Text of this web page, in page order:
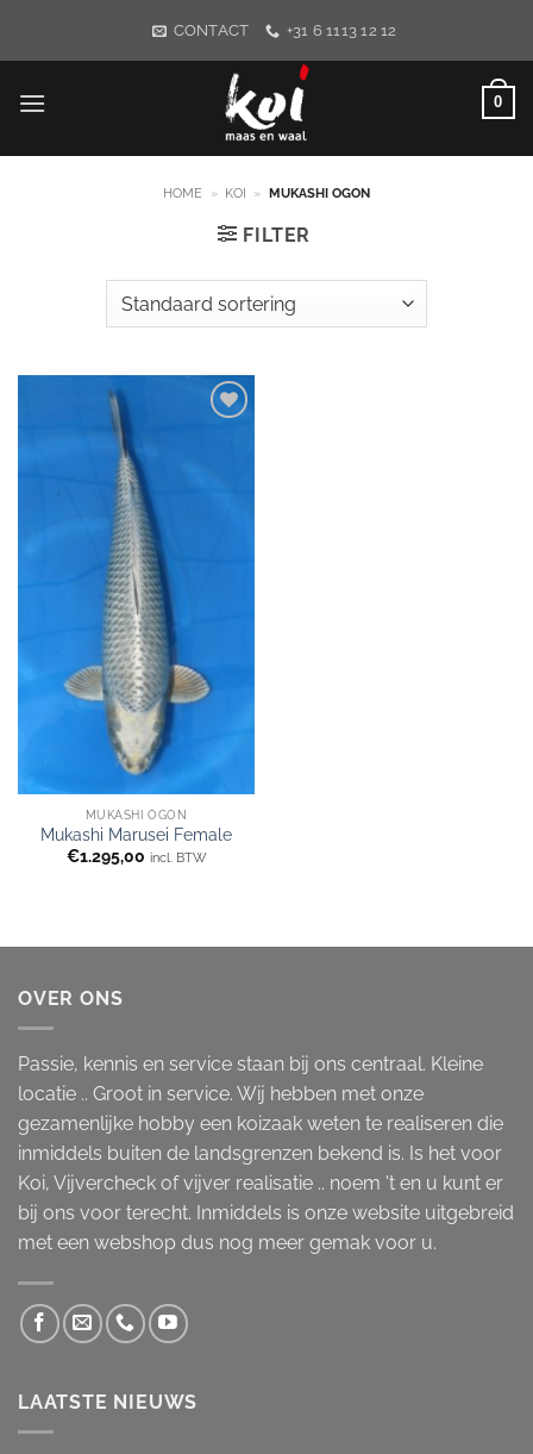
CONTACT +31 6 1113 12 12
0
HOME » KOI » MUKASHI OGON
FILTER
MUKASHI OGON
Mukashi Marusei Female
€1.295,00 incl. BTW
OVER ONS
Passie, kennis en service staan bij ons centraal. Kleine
locatie .. Groot in service. Wij hebben met onze
gezamenlijke hobby een koizaak weten te realiseren die
inmiddels buiten de landsgrenzen bekend is. Is het voor
Koi, Vijvercheck of vijver realisatie .. noem 't en u kunt er
bij ons voor terecht. Inmiddels is onze website uitgebreid
met een webshop dus nog meer gemak voor u.
LAATSTE NIEUWS